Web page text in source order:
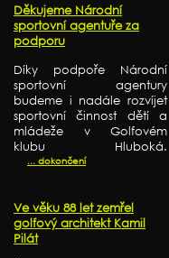
Děkujeme Národní
sportovní agentuře za
podporu
Díky podpoře Národní
sportovní agentury
budeme i nadále rozvíjet
sportovní činnost dětí a
mládeže v Golfovém
klubu Hluboká.
... dokončení
Ve věku 88 let zemřel
golfový architekt Kamil
Pilát